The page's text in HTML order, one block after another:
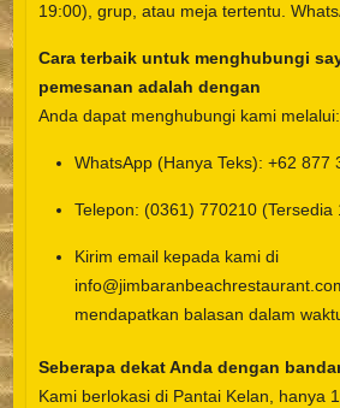
19:00), grup, atau meja tertentu.
Cara terbaik untuk menghubungi
pemesanan adalah dengan
Anda dapat menghubungi kami melalui:
WhatsApp (Hanya Teks): +62 877
Telepon: (0361) 770210 (Tersedia
Kirim email kepada kami di
mendapatkan balasan dalam
Seberapa dekat Anda dengan
Kami berlokasi di Pantai Kelan, hanya